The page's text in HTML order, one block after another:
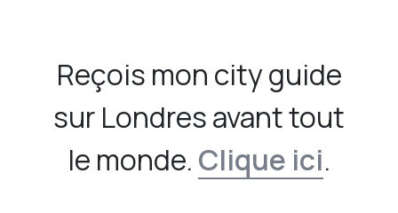
Reçois mon city guide
sur Londres avant tout
le monde. Clique ici.